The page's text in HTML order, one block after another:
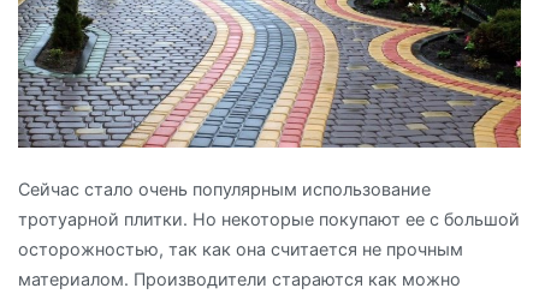
Сейчас стало очень популярным использование
тротуарной плитки. Но некоторые покупают ее с большой
осторожностью, так как она считается не прочным
материалом. Производители стараются как можно